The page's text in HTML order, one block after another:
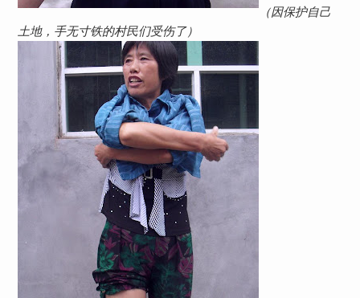
（因保护自己
土地，手无寸铁的村民们受伤了）